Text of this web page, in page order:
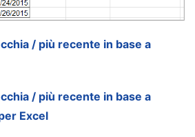
/ più recente in base a
/ più recente in base a
Excel